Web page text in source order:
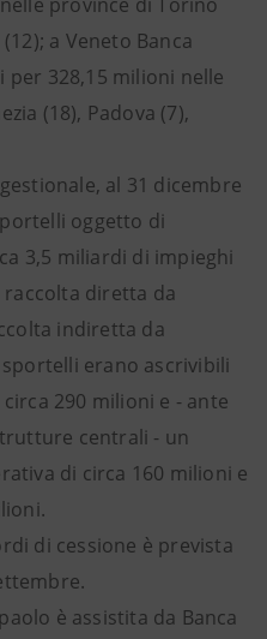
a Veneto Banca
328,15 milioni nelle
(18), Padova (7),
al 31 dicembre
oggetto di
3,5 miliardi di impieghi
diretta da
indiretta da
erano ascrivibili
290 milioni e - ante
centrali - un
di circa 160 milioni e
di cessione è prevista
è assistita da Banca